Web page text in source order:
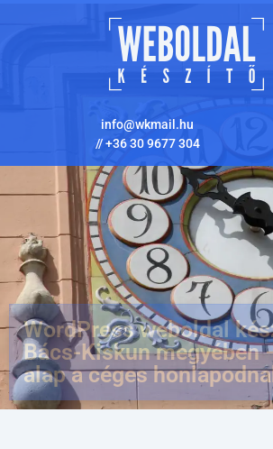
info@wkmail.hu
//+36 30 9677 304
WordPress weboldal
Bács-Kiskun megyében
alap a céges